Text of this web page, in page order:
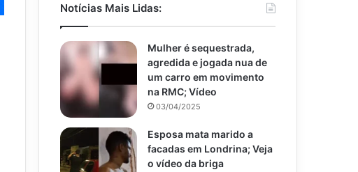
Notícias Mais Lidas:
Mulher é sequestrada,
agredida e jogada nua de
um carro em movimento
na RMC; Vídeo
03/04/2025
Esposa mata marido a
facadas em Londrina; Veja
o vídeo da briga